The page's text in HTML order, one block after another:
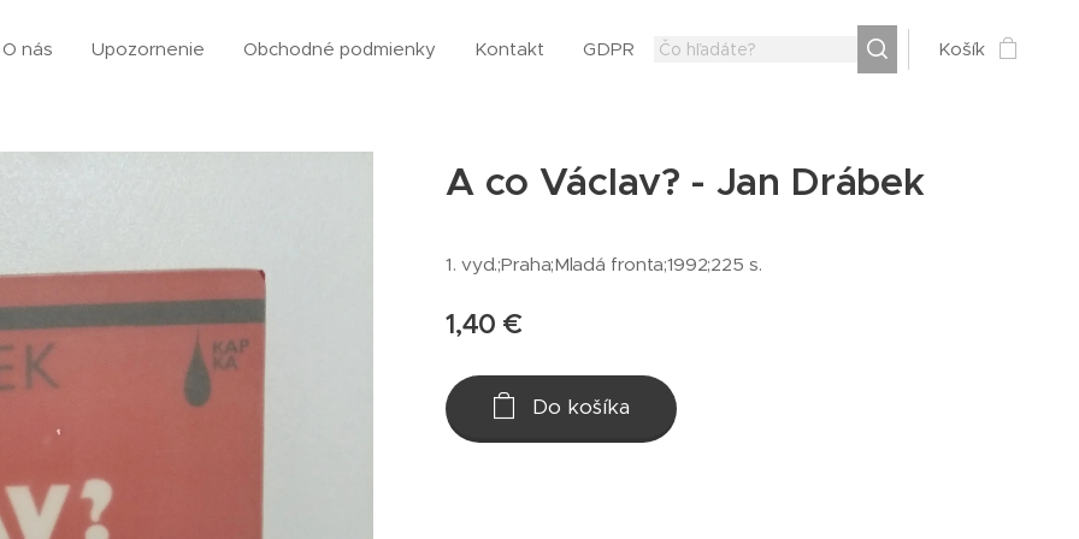
O nás Upozornenie Obchodné podmienky Kontakt GDPR Košík
A co Václav? - Jan Drábek
1. vyd.;Praha;Mladá fronta;1992;225 s.
1,40 €
Do košíka